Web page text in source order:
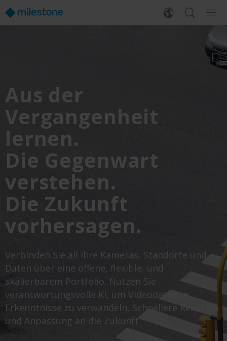
Aus der
Vergangenheit
lernen.
Die Gegenwart
verstehen.
Die Zukunft
vorhersagen.
Verbinden Sie all Ihre Kameras, Standorte und
Daten über eine offene, flexible, und
skalierbarem Portfolio. Nutzen Sie
verantwortungsvolle KI, um Videodaten in
Erkenntnisse zu verwandeln, Schnellere Reaktion
und Anpassung an die Zukunft